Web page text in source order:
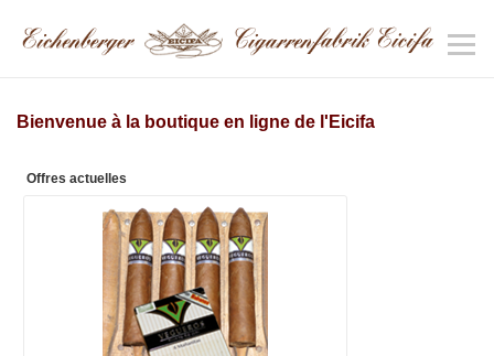
Bienvenue à la boutique en ligne de l'Eicifa
Offres actuelles